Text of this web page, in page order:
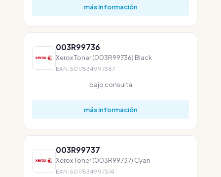
más información
003R99736
Xerox Toner (003R99736) Black
EAN: 5017534997367
bajo consulta
más información
003R99737
Xerox Toner (003R99737) Cyan
EAN: 5017534997374